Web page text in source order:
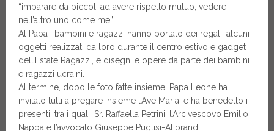
“imparare da piccoli ad avere rispetto mutuo, vedere
nell’altro uno come me”.
Al Papa i bambini e ragazzi hanno portato dei regali, alcuni
oggetti realizzati da loro durante il centro estivo e gadget
dell’Estate Ragazzi, e disegni e opere da parte dei bambini
e ragazzi ucraini.
Al termine, dopo le foto fatte insieme, Papa Leone ha
invitato tutti a pregare insieme l’Ave Maria, e ha benedetto i
presenti, tra i quali, Sr. Raffaella Petrini, l’Arcivescovo Emilio
Nappa e l’avvocato Giuseppe Puglisi-Alibrandi,